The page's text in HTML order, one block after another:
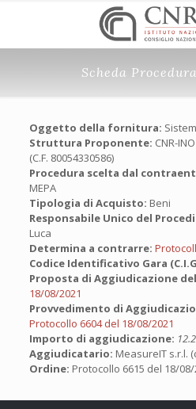
Scheda
Oggetto della fornitura:
Struttura Proponente: CNR-
(C.F. 80054330586)
Procedura scelta dal
MEPA
Tipologia di Acquisto: Beni
Responsabile Unico del
Luca
Determina a contrarre:
Codice Identificativo Gara
Proposta di Aggiudicazione del
18/08/2021
Provvedimento di
Protocollo 6604 del 18/08/2021
Importo di aggiudicazione:
Aggiudicatario: MeasureIT s.r.l.
Ordine: Protocollo 6615 del 18/08/